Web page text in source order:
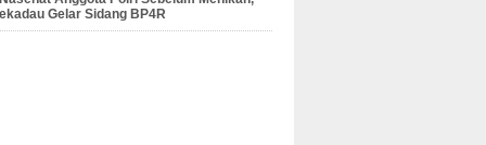
Gelar Sidang BP4R